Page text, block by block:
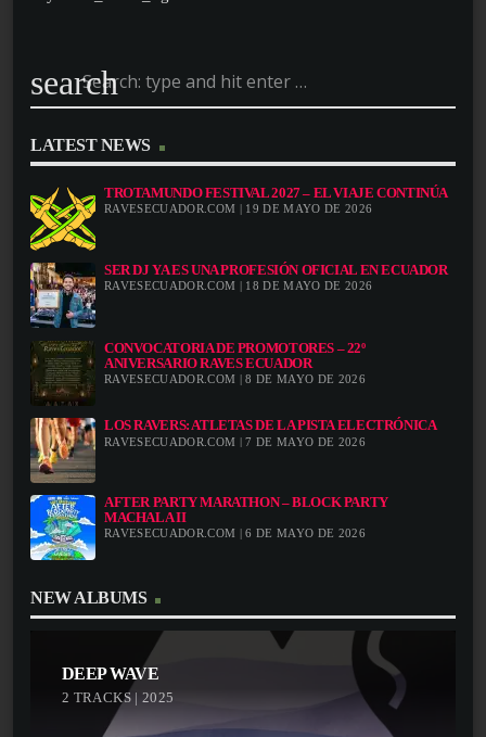
search
LATEST NEWS
TROTAMUNDO FESTIVAL 2027 – EL VIAJE CONTINÚA
RAVESECUADOR.COM | 19 DE MAYO DE 2026
SER DJ YA ES UNA PROFESIÓN OFICIAL EN ECUADOR
RAVESECUADOR.COM | 18 DE MAYO DE 2026
CONVOCATORIA DE PROMOTORES – 22º
ANIVERSARIO RAVES ECUADOR
RAVESECUADOR.COM | 8 DE MAYO DE 2026
LOS RAVERS: ATLETAS DE LA PISTA ELECTRÓNICA
RAVESECUADOR.COM | 7 DE MAYO DE 2026
AFTER PARTY MARATHON – BLOCK PARTY
MACHALA II
RAVESECUADOR.COM | 6 DE MAYO DE 2026
NEW ALBUMS
DEEP WAVE
2 TRACKS | 2025